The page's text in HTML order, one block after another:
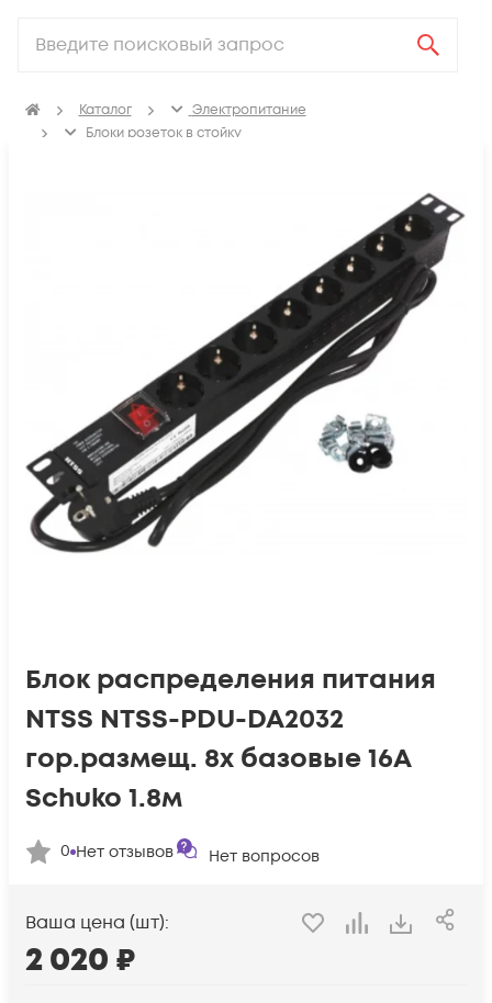
Каталог
Электропитание
Блоки розеток в стойку
Блок распределения питания
NTSS NTSS-PDU-DA2032
гор.размещ. 8x базовые 16A
Schuko 1.8м
0 Нет отзывов Нет вопросов
Ваша цена (шт):
2 020 ₽